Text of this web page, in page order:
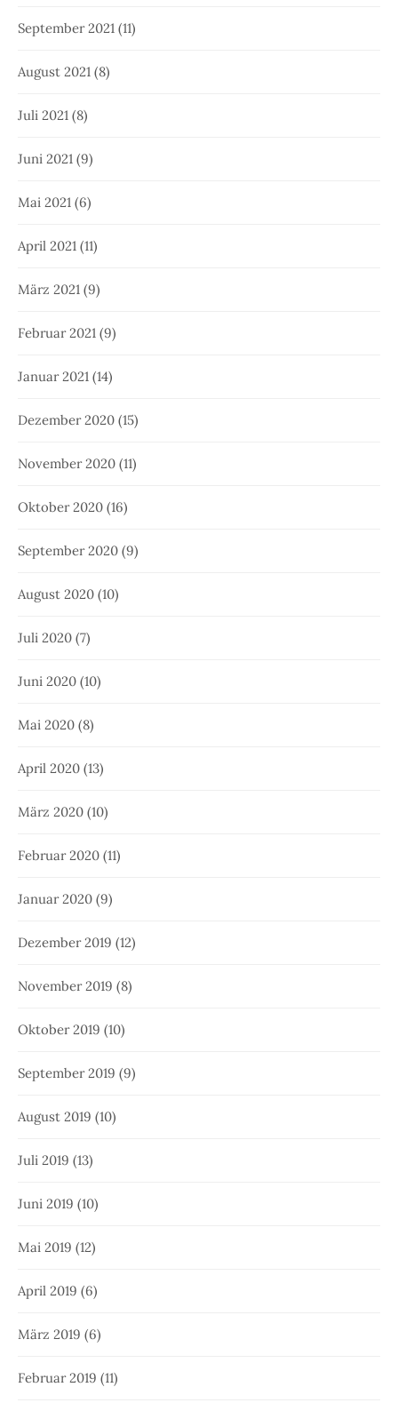
September 2021 (11)
August 2021 (8)
Juli 2021 (8)
Juni 2021 (9)
Mai 2021 (6)
April 2021 (11)
März 2021 (9)
Februar 2021 (9)
Januar 2021 (14)
Dezember 2020 (15)
November 2020 (11)
Oktober 2020 (16)
September 2020 (9)
August 2020 (10)
Juli 2020 (7)
Juni 2020 (10)
Mai 2020 (8)
April 2020 (13)
März 2020 (10)
Februar 2020 (11)
Januar 2020 (9)
Dezember 2019 (12)
November 2019 (8)
Oktober 2019 (10)
September 2019 (9)
August 2019 (10)
Juli 2019 (13)
Juni 2019 (10)
Mai 2019 (12)
April 2019 (6)
März 2019 (6)
Februar 2019 (11)